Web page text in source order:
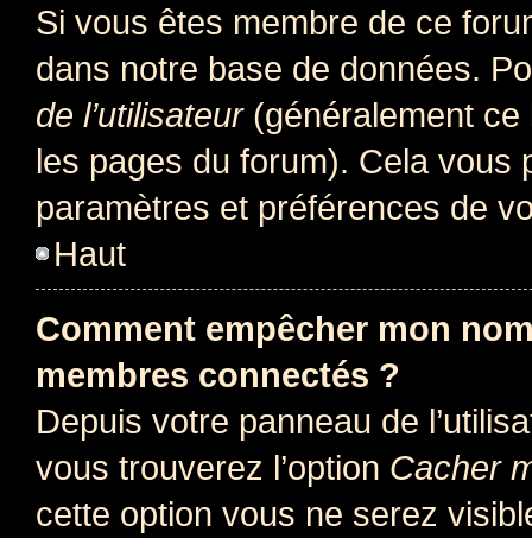
Si vous êtes membre de ce
dans notre base de données.
de l’utilisateur(généralement ce
les pages du forum). Cela vous
paramètres et préférences de
Haut
Comment empêcher mon
membres connectés ?
Depuis votre panneau de
vous trouverez l’option Cacher
cette option vous ne serez